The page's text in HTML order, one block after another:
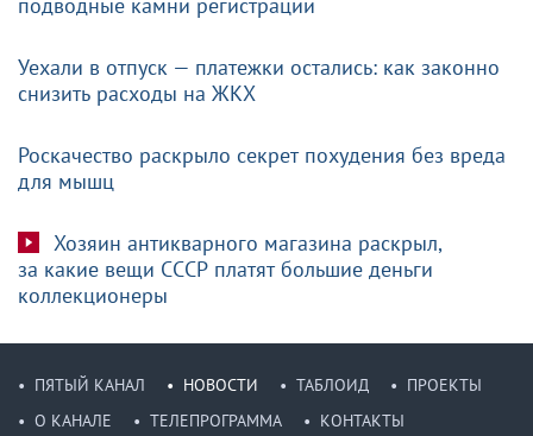
Уехали в отпуск — платежки остались: как законно
снизить расходы на ЖКХ
Роскачество раскрыло секрет похудения без вреда
для мышц
Хозяин антикварного магазина раскрыл,
за какие вещи СССР платят большие деньги
коллекционеры
ПЯТЫЙ КАНАЛ НОВОСТИ ТАБЛОИД
ПРОЕКТЫ
О КАНАЛЕ
ТЕЛЕПРОГРАММА КОНТАКТЫ